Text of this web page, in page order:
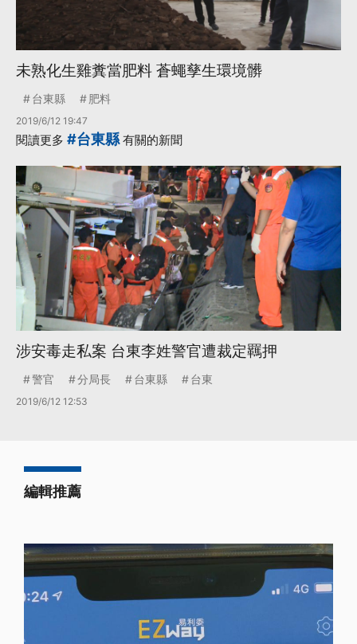
未熟化生雞糞當肥料 蒼蠅孳生環境髒
台東縣 肥料
2019/6/12 19:47
閱讀更多 #台東縣有關的新聞
涉安毒走私案 台東李姓警官遭裁定羈押
警官 分局長 台東縣 台東
2019/6/12 12:53
編輯推薦